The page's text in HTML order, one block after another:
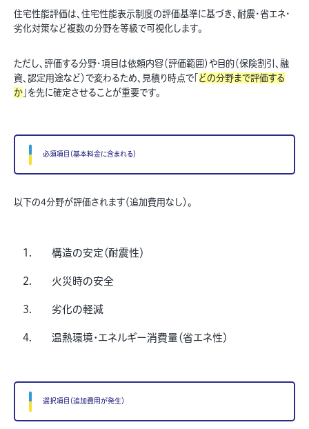
住宅性能評価は、住宅性能表示制度の評価基準に基づき、耐震・省エネ・
劣化対策など複数の分野を等級で可視化します。
ただし、評価する分野・項目は依頼内容（評価範囲）や目的（保険割引、融
資、認定用途など）で変わるため、見積り時点で「 どの分野まで評価する
か」を先に確定させることが重要です。
必須項目（基本料金に含まれる）
以下の4分野が評価されます（追加費用なし）。
構造の安定（耐震性）
火災時の安全
劣化の軽減
温熱環境・エネルギー消費量（省エネ性）
選択項目（追加費用が発生）